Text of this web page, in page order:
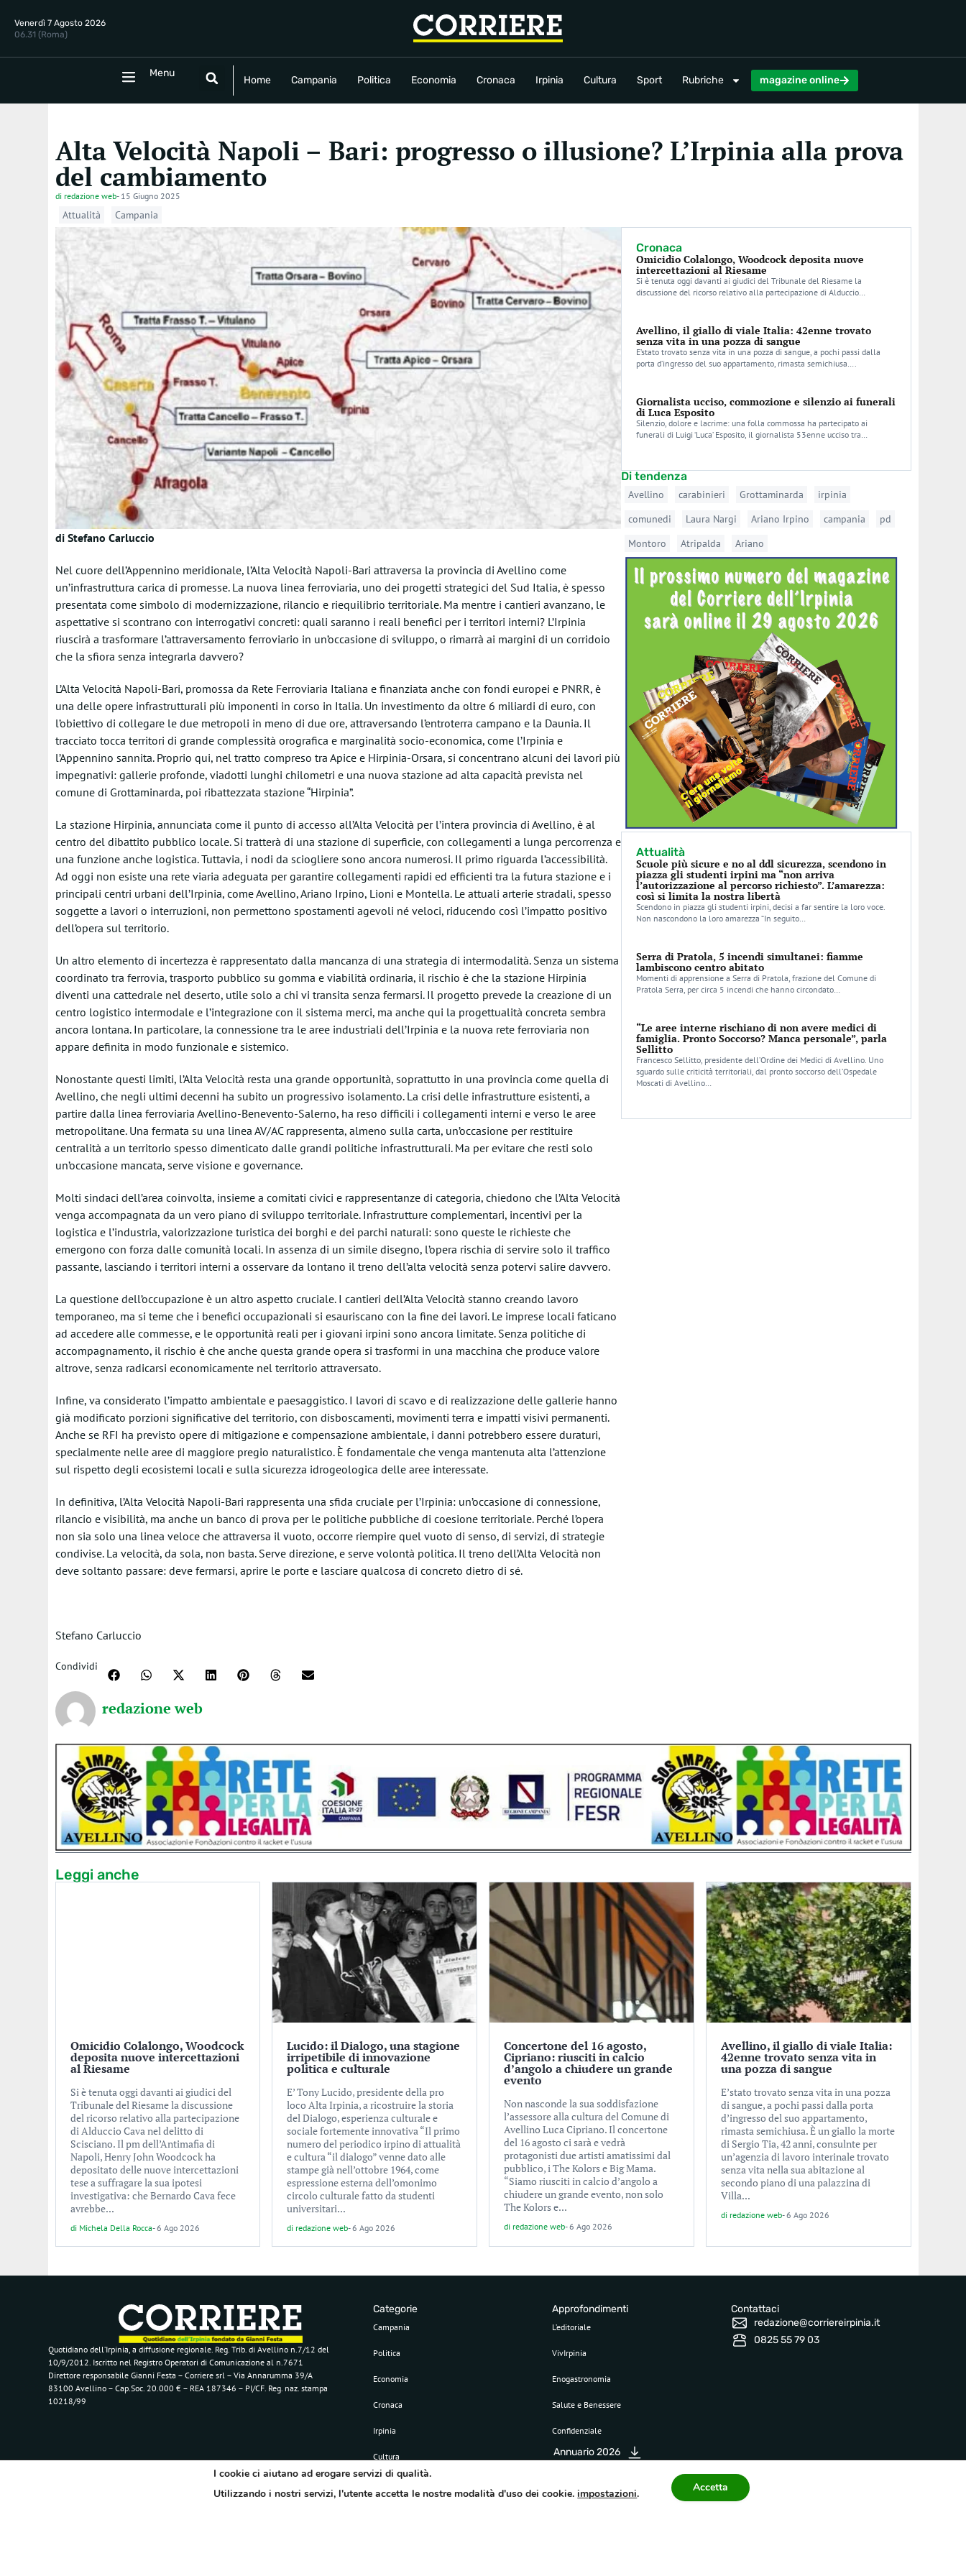
Venerdì 7 Agosto 2026
06.31 (Roma)
Menu
Home Campania Politica Economia Cronaca Irpinia Cultura Sport Rubriche magazine online
Home Campania Politica Economia Cronaca Irpinia Sport Rubriche
Alta Velocità Napoli – Bari: progresso o illusione? L’Irpinia alla prova
del cambiamento
di redazione web- 15 Giugno 2025
Attualità Campania
di Stefano Carluccio
Nel cuore dell’Appennino meridionale, l’Alta Velocità Napoli-Bari attraversa la provincia di Avellino come
un’infrastruttura carica di promesse. La nuova linea ferroviaria, uno dei progetti strategici del Sud Italia, è spesso
presentata come simbolo di modernizzazione, rilancio e riequilibrio territoriale. Ma mentre i cantieri avanzano, le
aspettative si scontrano con interrogativi concreti: quali saranno i reali benefici per i territori interni? L’Irpinia
riuscirà a trasformare l’attraversamento ferroviario in un’occasione di sviluppo, o rimarrà ai margini di un corridoio
che la sfiora senza integrarla davvero?
L’Alta Velocità Napoli-Bari, promossa da Rete Ferroviaria Italiana e finanziata anche con fondi europei e PNRR, è
una delle opere infrastrutturali più imponenti in corso in Italia. Un investimento da oltre 6 miliardi di euro, con
l’obiettivo di collegare le due metropoli in meno di due ore, attraversando l’entroterra campano e la Daunia. Il
tracciato tocca territori di grande complessità orografica e marginalità socio-economica, come l’Irpinia e
l’Appennino sannita. Proprio qui, nel tratto compreso tra Apice e Hirpinia-Orsara, si concentrano alcuni dei lavori più
impegnativi: gallerie profonde, viadotti lunghi chilometri e una nuova stazione ad alta capacità prevista nel
comune di Grottaminarda, poi ribattezzata stazione “Hirpinia”.
La stazione Hirpinia, annunciata come il punto di accesso all’Alta Velocità per l’intera provincia di Avellino, è al
centro del dibattito pubblico locale. Si tratterà di una stazione di superficie, con collegamenti a lunga percorrenza e
una funzione anche logistica. Tuttavia, i nodi da sciogliere sono ancora numerosi. Il primo riguarda l’accessibilità.
Ad oggi non esiste una rete viaria adeguata per garantire collegamenti rapidi ed efficienti tra la futura stazione e i
principali centri urbani dell’Irpinia, come Avellino, Ariano Irpino, Lioni e Montella. Le attuali arterie stradali, spesso
soggette a lavori o interruzioni, non permettono spostamenti agevoli né veloci, riducendo così l’impatto positivo
dell’opera sul territorio.
Un altro elemento di incertezza è rappresentato dalla mancanza di una strategia di intermodalità. Senza un sistema
coordinato tra ferrovia, trasporto pubblico su gomma e viabilità ordinaria, il rischio è che la stazione Hirpinia
diventi una cattedrale nel deserto, utile solo a chi vi transita senza fermarsi. Il progetto prevede la creazione di un
centro logistico intermodale e l’integrazione con il sistema merci, ma anche qui la progettualità concreta sembra
ancora lontana. In particolare, la connessione tra le aree industriali dell’Irpinia e la nuova rete ferroviaria non
appare definita in modo funzionale e sistemico.
Nonostante questi limiti, l’Alta Velocità resta una grande opportunità, soprattutto in una provincia come quella di
Avellino, che negli ultimi decenni ha subito un progressivo isolamento. La crisi delle infrastrutture esistenti, a
partire dalla linea ferroviaria Avellino-Benevento-Salerno, ha reso difficili i collegamenti interni e verso le aree
metropolitane. Una fermata su una linea AV/AC rappresenta, almeno sulla carta, un’occasione per restituire
centralità a un territorio spesso dimenticato dalle grandi politiche infrastrutturali. Ma per evitare che resti solo
un’occasione mancata, serve visione e governance.
Molti sindaci dell’area coinvolta, insieme a comitati civici e rappresentanze di categoria, chiedono che l’Alta Velocità
venga accompagnata da un vero piano di sviluppo territoriale. Infrastrutture complementari, incentivi per la
logistica e l’industria, valorizzazione turistica dei borghi e dei parchi naturali: sono queste le richieste che
emergono con forza dalle comunità locali. In assenza di un simile disegno, l’opera rischia di servire solo il traffico
passante, lasciando i territori interni a osservare da lontano il treno dell’alta velocità senza potervi salire davvero.
La questione dell’occupazione è un altro aspetto cruciale. I cantieri dell’Alta Velocità stanno creando lavoro
temporaneo, ma si teme che i benefici occupazionali si esauriscano con la fine dei lavori. Le imprese locali faticano
ad accedere alle commesse, e le opportunità reali per i giovani irpini sono ancora limitate. Senza politiche di
accompagnamento, il rischio è che anche questa grande opera si trasformi in una macchina che produce valore
altrove, senza radicarsi economicamente nel territorio attraversato.
Infine, va considerato l’impatto ambientale e paesaggistico. I lavori di scavo e di realizzazione delle gallerie hanno
già modificato porzioni significative del territorio, con disboscamenti, movimenti terra e impatti visivi permanenti.
Anche se RFI ha previsto opere di mitigazione e compensazione ambientale, i danni potrebbero essere duraturi,
specialmente nelle aree di maggiore pregio naturalistico. È fondamentale che venga mantenuta alta l’attenzione
sul rispetto degli ecosistemi locali e sulla sicurezza idrogeologica delle aree interessate.
In definitiva, l’Alta Velocità Napoli-Bari rappresenta una sfida cruciale per l’Irpinia: un’occasione di connessione,
rilancio e visibilità, ma anche un banco di prova per le politiche pubbliche di coesione territoriale. Perché l’opera
non sia solo una linea veloce che attraversa il vuoto, occorre riempire quel vuoto di senso, di servizi, di strategie
condivise. La velocità, da sola, non basta. Serve direzione, e serve volontà politica. Il treno dell’Alta Velocità non
deve soltanto passare: deve fermarsi, aprire le porte e lasciare qualcosa di concreto dietro di sé.
Stefano Carluccio
Condividi
redazione web
Cronaca
Omicidio Colalongo, Woodcock deposita nuove
intercettazioni al Riesame
Si è tenuta oggi davanti ai giudici del Tribunale del Riesame la
discussione del ricorso relativo alla partecipazione di Alduccio…
Avellino, il giallo di viale Italia: 42enne trovato
senza vita in una pozza di sangue
E’stato trovato senza vita in una pozza di sangue, a pochi passi dalla
porta d’ingresso del suo appartamento, rimasta semichiusa….
Giornalista ucciso, commozione e silenzio ai funerali
di Luca Esposito
Silenzio, dolore e lacrime: una folla commossa ha partecipato ai
funerali di Luigi ‘Luca’ Esposito, il giornalista 53enne ucciso tra…
Di tendenza
Avellino carabinieri Grottaminarda
irpinia
comunedi
Laura Nargi Ariano Irpino campania
pd
Montoro
Atripalda Ariano
Attualità
Scuole più sicure e no al ddl sicurezza, scendono in
piazza gli studenti irpini ma “non arriva
l’autorizzazione al percorso richiesto”. L’amarezza:
così si limita la nostra libertà
Scendono in piazza gli studenti irpini, decisi a far sentire la loro voce.
Non nascondono la loro amarezza “In seguito…
Serra di Pratola, 5 incendi simultanei: fiamme
lambiscono centro abitato
Momenti di apprensione a Serra di Pratola, frazione del Comune di
Pratola Serra, per circa 5 incendi che hanno circondato…
“Le aree interne rischiano di non avere medici di
famiglia. Pronto Soccorso? Manca personale”, parla
Sellitto
Francesco Sellitto, presidente dell’Ordine dei Medici di Avellino. Uno
sguardo sulle criticità territoriali, dal pronto soccorso dell’Ospedale
Moscati di Avellino…
Leggi anche
Omicidio Colalongo, Woodcock
deposita nuove intercettazioni
al Riesame
Si è tenuta oggi davanti ai giudici del
Tribunale del Riesame la discussione
del ricorso relativo alla partecipazione
di Alduccio Cava nel delitto di
Scisciano. Il pm dell’Antimafia di
Napoli, Henry John Woodcock ha
depositato delle nuove intercettazioni
tese a suffragare la sua ipotesi
investigativa: che Bernardo Cava fece
avrebbe...
di Michela Della Rocca-6 Ago 2026
Lucido: il Dialogo, una stagione
irripetibile di innovazione
politica e culturale
E’ Tony Lucido, presidente della pro
loco Alta Irpinia, a ricostruire la storia
del Dialogo, esperienza culturale e
sociale fortemente innovativa “Il primo
numero del periodico irpino di attualità
e cultura “il dialogo” venne dato alle
stampe già nell’ottobre 1964, come
espressione esterna dell’omonimo
circolo culturale fatto da studenti
universitari...
di redazione web-6 Ago 2026
Concertone del 16 agosto,
Cipriano: riusciti in calcio
d’angolo a chiudere un grande
evento
Non nasconde la sua soddisfazione
l’assessore alla cultura del Comune di
Avellino Luca Cipriano. Il concertone
del 16 agosto ci sarà e vedrà
protagonisti due artisti amatissimi dal
pubblico, i The Kolors e Big Mama.
“Siamo riusciti in calcio d’angolo a
chiudere un grande evento, non solo
The Kolors e...
di redazione web-6 Ago 2026
Avellino, il giallo di viale Italia:
42enne trovato senza vita in
una pozza di sangue
E’stato trovato senza vita in una pozza
di sangue, a pochi passi dalla porta
d’ingresso del suo appartamento,
rimasta semichiusa. È un giallo la morte
di Sergio Tia, 42 anni, consulnte per
un’agenzia di lavoro interinale trovato
senza vita nella sua abitazione al
secondo piano di una palazzina di
Villa...
di redazione web-6 Ago 2026
Quotidiano dell’Irpinia, a diffusione regionale. Reg. Trib. di Avellino n.7/12 del
10/9/2012. Iscritto nel Registro Operatori di Comunicazione al n.7671
Direttore responsabile Gianni Festa – Corriere srl – Via Annarumma 39/A
83100 Avellino – Cap.Soc. 20.000 € – REA 187346 – PI/CF. Reg. naz. stampa
10218/99
Categorie
Campania
Politica
Economia
Cronaca
Irpinia
Cultura
Approfondimenti
L’editoriale
VivIrpinia
Enogastronomia
Salute e Benessere
Confidenziale
Annuario 2026
Contattaci
redazione@corriereirpinia.it
0825 55 79 03
I cookie ci aiutano ad erogare servizi di qualità.
Utilizzando i nostri servizi, l'utente accetta le nostre modalità d'uso dei cookie.impostazioni. Accetta